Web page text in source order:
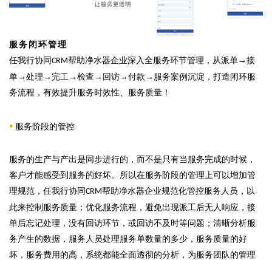
服务闭环管理
任我行协同CRM帮助净水器企业深入全服务环节管理，从派单→接
单→处理→完工→检查→回访→付款→服务案例沉淀，打造闭环服
务流程，有效提升服务时效性、服务质量！
• 服务阶段的管控
服务的生产与产出是同步进行的，而不是只有当服务完成的时候，
客户才能感受到服务的好坏。所以在服务阶段的管理上可以增加管
理规范，任我行协同CRM帮助净水器企业规范化管控服务人员，以
此来控制服务质量；优化服务流程，避免出现派工后无人响应，接
单后忘记处理，没有回访环节，或回访不及时等问题；清晰分析服
务产生的数据，服务人员处理服务单数量的多少，服务质量的好
坏，服务费用的高，系统都能全面透彻的分析，为服务团队的管理